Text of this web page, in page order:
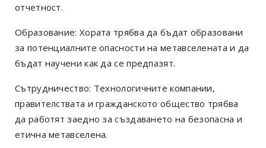
отчетност.
Образование: Хората трябва да бъдат образовани
за потенциалните опасности на метавселената и да
бъдат научени как да се предпазят.
Сътрудничество: Технологичните компании,
правителствата и гражданското общество трябва
да работят заедно за създаването на безопасна и
етична метавселена.